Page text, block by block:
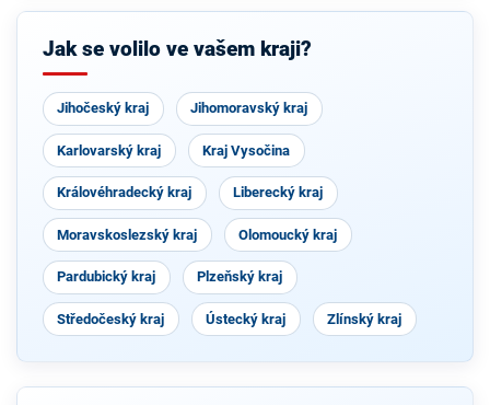
STAROST
NEZÁVISL
ČEŠI
kraje,
- KDU-
Jak se volilo ve vašem kraji?
Jihočeský kraj Jihomoravský kraj
Karlovarský kraj Kraj Vysočina
Královéhradecký kraj Liberecký kraj
Moravskoslezský kraj Olomoucký kraj
Pardubický kraj Plzeňský kraj
Středočeský kraj Ústecký kraj Zlínský kraj